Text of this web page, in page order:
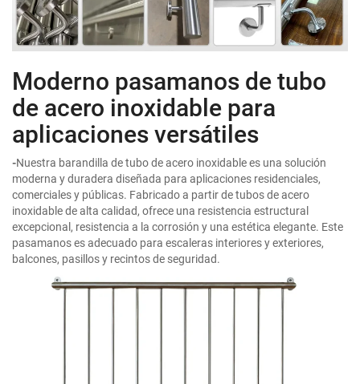
Moderno pasamanos de tubo
de acero inoxidable para
aplicaciones versátiles
-Nuestra barandilla de tubo de acero inoxidable es una solución
moderna y duradera diseñada para aplicaciones residenciales,
comerciales y públicas. Fabricado a partir de tubos de acero
inoxidable de alta calidad, ofrece una resistencia estructural
excepcional, resistencia a la corrosión y una estética elegante. Este
pasamanos es adecuado para escaleras interiores y exteriores,
balcones, pasillos y recintos de seguridad.